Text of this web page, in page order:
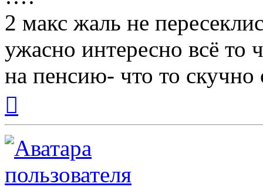
2 макс жаль не
ужасно интересно всё то
на пенсию- что то скучно
началу